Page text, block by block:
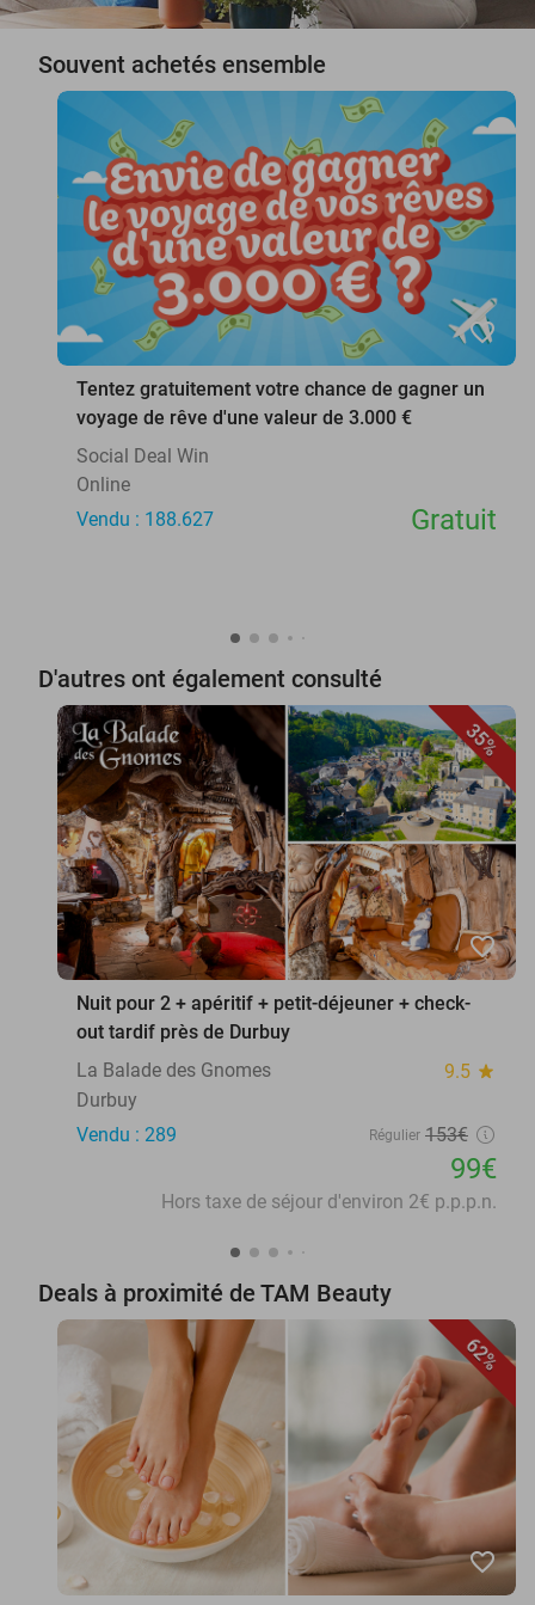
Souvent achetés ensemble
favorite_border
Tentez gratuitement votre chance de gagner un
voyage de rêve d'une valeur de 3.000 €
Social Deal Win
Online
Vendu : 188.627
Gratuit
D'autres ont également consulté
35%
favorite_border
Nuit pour 2 + apéritif + petit-déjeuner + check-
out tardif près de Durbuy
La Balade des Gnomes
9.5 star
Durbuy
Vendu : 289
Régulier 153€
99€
Hors taxe de séjour d'environ 2€ p.p.p.n.
Deals à proximité de TAM Beauty
62%
favorite_border